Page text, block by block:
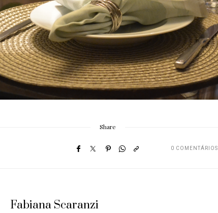
Share
0 COMENTÁRIOS
Fabiana Scaranzi